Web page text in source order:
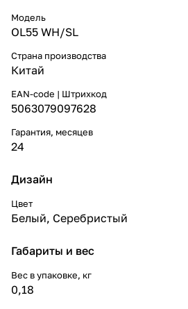
Модель
OL55 WH/SL
Страна производства
Китай
EAN-code | Штрихкод
5063079097628
Гарантия, месяцев
24
Дизайн
Цвет
Белый, Серебристый
Габариты и вес
Вес в упаковке, кг
0,18